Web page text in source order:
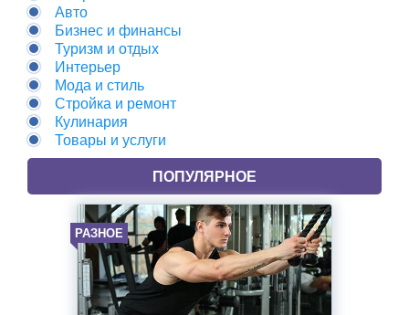
Авто
Бизнес и финансы
Туризм и отдых
Интерьер
Мода и стиль
Стройка и ремонт
Кулинария
Товары и услуги
ПОПУЛЯРНОЕ
РАЗНОЕ